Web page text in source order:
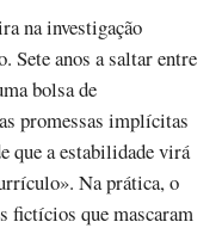
na investigação
Sete anos a saltar entre
bolsa de
promessas implícitas
que a estabilidade virá
Na prática, o
fictícios que mascaram